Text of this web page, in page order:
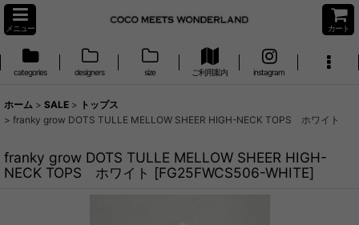
メニュー カート
categories designers size ご利用案内 instagram
ホーム > SALE > トップス
> franky grow DOTS TULLE MELLOW SHEER HIGH-NECK TOPS ホワイト
franky grow DOTS TULLE MELLOW SHEER HIGH-
NECK TOPS ホワイト [FG25FWCS506-WHITE]